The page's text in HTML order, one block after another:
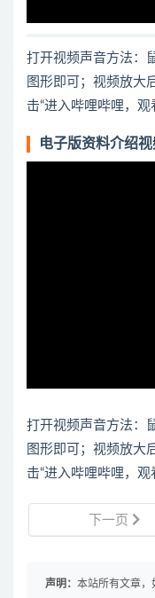
打开视频声音方法：
图形即可；视频放大
击“进入哔哩哔哩，观
电子版资料介绍视
打开视频声音方法：
图形即可；视频放大
击“进入哔哩哔哩，观
下一页
声明： 本站所有文章，